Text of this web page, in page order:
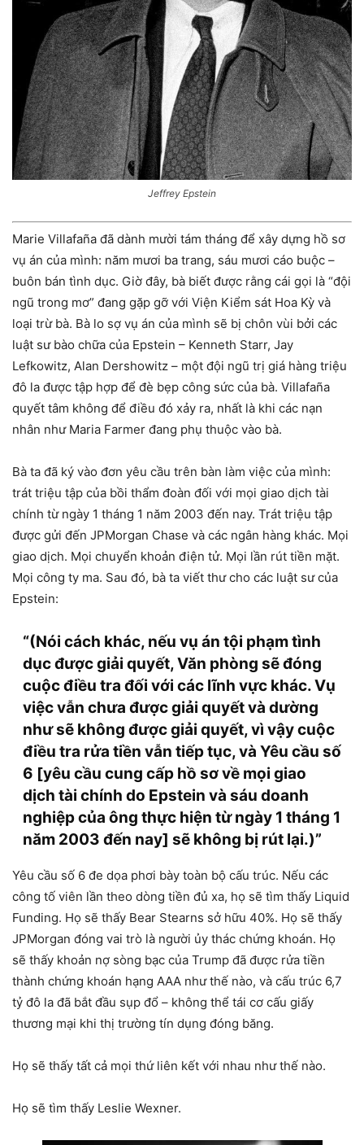
Jeffrey Epstein
Marie Villafaña đã dành mười tám tháng để xây dựng hồ sơ
vụ án của mình: năm mươi ba trang, sáu mươi cáo buộc –
buôn bán tình dục. Giờ đây, bà biết được rằng cái gọi là “đội
ngũ trong mơ” đang gặp gỡ với Viện Kiểm sát Hoa Kỳ và
loại trừ bà. Bà lo sợ vụ án của mình sẽ bị chôn vùi bởi các
luật sư bào chữa của Epstein – Kenneth Starr, Jay
Lefkowitz, Alan Dershowitz – một đội ngũ trị giá hàng triệu
đô la được tập hợp để đè bẹp công sức của bà. Villafaña
quyết tâm không để điều đó xảy ra, nhất là khi các nạn
nhân như Maria Farmer đang phụ thuộc vào bà.
Bà ta đã ký vào đơn yêu cầu trên bàn làm việc của mình:
trát triệu tập của bồi thẩm đoàn đối với mọi giao dịch tài
chính từ ngày 1 tháng 1 năm 2003 đến nay. Trát triệu tập
được gửi đến JPMorgan Chase và các ngân hàng khác. Mọi
giao dịch. Mọi chuyển khoản điện tử. Mọi lần rút tiền mặt.
Mọi công ty ma. Sau đó, bà ta viết thư cho các luật sư của
Epstein:
“(Nói cách khác, nếu vụ án tội phạm tình
dục được giải quyết, Văn phòng sẽ đóng
cuộc điều tra đối với các lĩnh vực khác. Vụ
việc vẫn chưa được giải quyết và dường
như sẽ không được giải quyết, vì vậy cuộc
điều tra rửa tiền vẫn tiếp tục, và Yêu cầu số
6 [yêu cầu cung cấp hồ sơ về mọi giao
dịch tài chính do Epstein và sáu doanh
nghiệp của ông thực hiện từ ngày 1 tháng 1
năm 2003 đến nay] sẽ không bị rút lại.)”
Yêu cầu số 6 đe dọa phơi bày toàn bộ cấu trúc. Nếu các
công tố viên lần theo dòng tiền đủ xa, họ sẽ tìm thấy Liquid
Funding. Họ sẽ thấy Bear Stearns sở hữu 40%. Họ sẽ thấy
JPMorgan đóng vai trò là người ủy thác chứng khoán. Họ
sẽ thấy khoản nợ sòng bạc của Trump đã được rửa tiền
thành chứng khoán hạng AAA như thế nào, và cấu trúc 6,7
tỷ đô la đã bắt đầu sụp đổ – không thể tái cơ cấu giấy
thương mại khi thị trường tín dụng đóng băng.
Họ sẽ thấy tất cả mọi thứ liên kết với nhau như thế nào.
Họ sẽ tìm thấy Leslie Wexner.